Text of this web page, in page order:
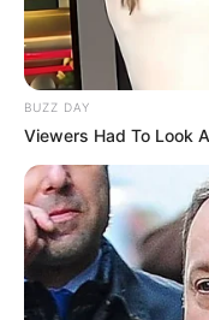
BUZZ DAY
Viewers Had To Look